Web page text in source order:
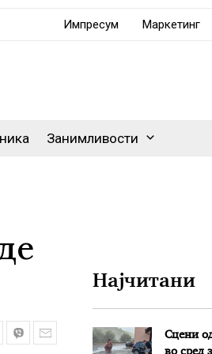
Импресум Маркетинг
Занимливости
Најчитани
Сцени
во сред